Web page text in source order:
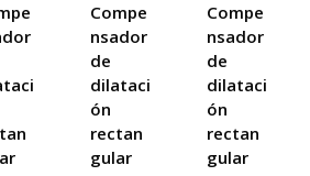
Compe
nsador
de
dilataci
ón
rectan
gular
Compe
nsador
de
dilataci
ón
rectan
gular